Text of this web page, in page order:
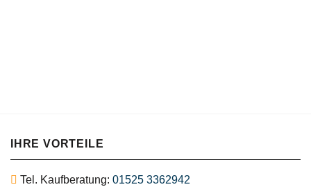
IHRE VORTEILE
Tel. Kaufberatung: 01525 3362942